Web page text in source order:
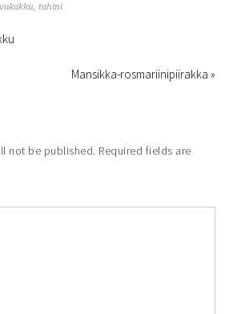
, tahini
Mansikka-rosmariinipiirakka »
not be published. Required fields are